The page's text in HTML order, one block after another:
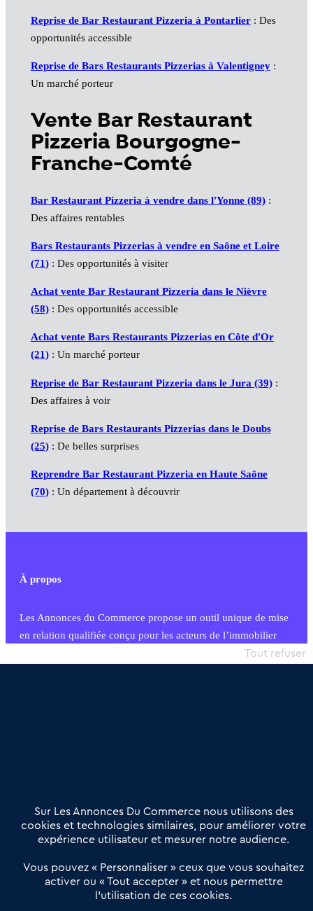
Reprise de Bar Restaurant Pizzeria à Pontarlier: Des
opportunités accessible
Reprise de Bars Restaurants Pizzerias à Valentigney:
Un marché porteur
Vente Bar Restaurant
Pizzeria Bourgogne-
Franche-Comté
Bar Restaurant Pizzeria à vendre dans l'Yonne (89):
Des affaires rentables
Bars Restaurants Pizzerias à vendre en Saône et Loire
(71): Des opportunités à visiter
Achat vente Bar Restaurant Pizzeria dans le Nièvre
(58): Des opportunités accessible
Achat vente Bars Restaurants Pizzerias en Côte d'Or
(21): Un marché porteur
Reprise de Bar Restaurant Pizzeria dans le Jura (39):
Des affaires à voir
Reprise de Bars Restaurants Pizzerias dans le Doubs
(25): De belles surprises
Reprendre Bar Restaurant Pizzeria en Haute Saône
(70): Un département à découvrir
À propos
Les Annonces du Commerce propose un outil unique de mise
en relation qualifiée conçu pour les acteurs de l’immobilier
commercial et les collectivités territoriales, simple et intégrant
Offres Pro
Actualités
Qui sommes nous ?
Derniers articles
Réseau 3C : un partenaire national dédié aux transactions
Sur Les Annonces Du Commerce nous utilisons des
cookies et technologies similaires, pour améliorer votre
expérience utilisateur et mesurer notre audience.
Vous pouvez « Personnaliser » ceux que vous souhaitez
activer ou « Tout accepter » et nous permettre
l’utilisation de ces cookies.
Tout refuser